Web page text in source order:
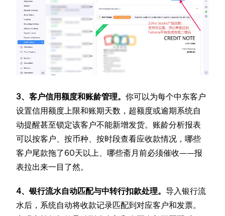
3、客户信用额度和账龄管理。你可以为每个中东客户
设置信用额度上限和账期天数，超额度或逾期系统自
动提醒甚至锁定该客户不能新增发货。账龄分析报表
可以按客户、按币种、按时段查看应收款情况，哪些
客户尾款拖了60天以上、哪些斋月前必须催收——报
表拉出来一目了然。
4、银行流水自动匹配与中转行扣款处理。导入银行流
水后，系统自动将收款记录匹配到对应客户和发票。